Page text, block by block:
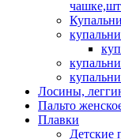
Лосины,
Пальто
Плавки
Детские